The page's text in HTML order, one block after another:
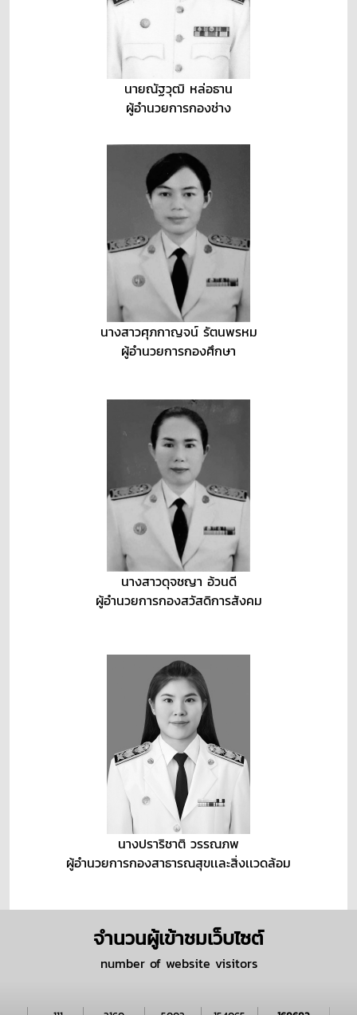
นายณัฐวุฒิ หล่อธาน
ผู้อำนวยการกองช่าง
นางสาวศุภกาญจน์ รัตนพรหม
ผู้อำนวยการกองศึกษา
นางสาวดุจชญา อ้วนดี
ผู้อำนวยการกองสวัสดิการสังคม
นางปราริชาติ วรรณภพ
ผู้อำนวยการกองสาธารณสุขเเละสิ่งเเวดล้อม
จำนวนผู้เข้าชมเว็บไซต์
number of website visitors